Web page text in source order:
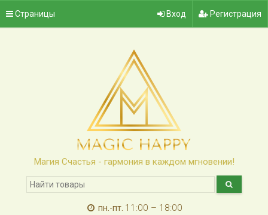
Страницы Вход Регистрация
Магия Счастья - гармония в каждом мгновении!
пн.-пт. 11:00 – 18:00